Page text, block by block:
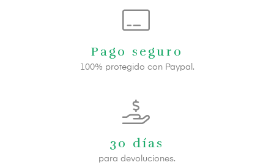
Pago seguro
100% protegido con Paypal.
30 días
para devoluciones.